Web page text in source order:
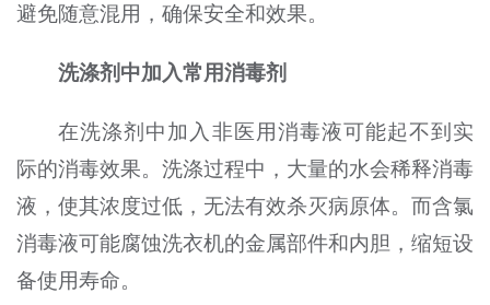
避免随意混用，确保安全和效果。
洗涤剂中加入常用消毒剂
在洗涤剂中加入非医用消毒液可能起不到实
际的消毒效果。洗涤过程中，大量的水会稀释消毒
液，使其浓度过低，无法有效杀灭病原体。而含氯
消毒液可能腐蚀洗衣机的金属部件和内胆，缩短设
备使用寿命。